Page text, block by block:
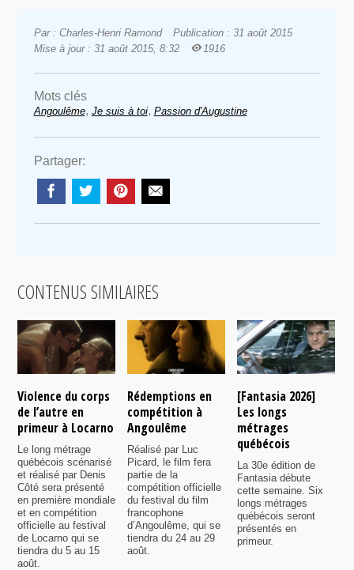
Par : Charles-Henri Ramond
Publication : 31 août 2015
Mise à jour : 31 août 2015, 8:32
1916
Mots clés
Angoulême, Je suis à toi, Passion d'Augustine
Partager:
CONTENUS SIMILAIRES
Violence du corps
de l’autre en
primeur à Locarno
Le long métrage
québécois scénarisé
et réalisé par Denis
Côté sera présenté
en première mondiale
et en compétition
officielle au festival
de Locarno qui se
tiendra du 5 au 15
août.
Rédemptions en
compétition à
Angoulême
Réalisé par Luc
Picard, le film fera
partie de la
compétition officielle
du festival du film
francophone
d’Angoulême, qui se
tiendra du 24 au 29
août.
[Fantasia 2026]
Les longs
métrages
québécois
La 30e édition de
Fantasia débute
cette semaine. Six
longs métrages
québécois seront
présentés en
primeur.